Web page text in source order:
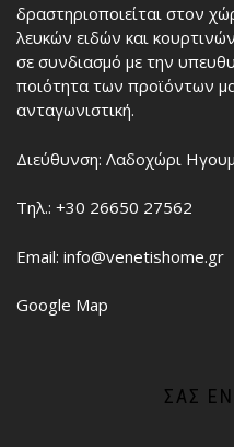
δραστηριοποιείται στον
λευκών ειδών και
σε συνδιασμό με την
ποιότητα των προϊόντων
ανταγωνιστική.
Διεύθυνση: Λαδοχώρι
Τηλ.: +30 26650 27562
Email: info@venetishome.gr
Google Map
ΣΑΣ